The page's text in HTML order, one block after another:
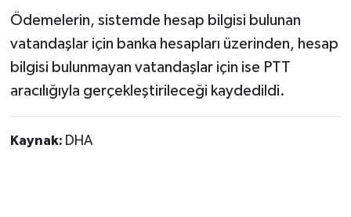
Ödemelerin, sistemde hesap bilgisi bulunan
vatandaşlar için banka hesapları üzerinden, hesap
bilgisi bulunmayan vatandaşlar için ise PTT
aracılığıyla gerçekleştirileceği kaydedildi.
Kaynak: DHA